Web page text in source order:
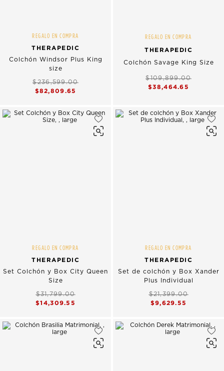
REGALO EN COMPRA
THERAPEDIC
Colchón Windsor Plus King
size
$236,599.00
$82,809.65
REGALO EN COMPRA
THERAPEDIC
Colchón Savage King Size
$109,899.00
$38,464.65
REGALO EN COMPRA
THERAPEDIC
Set Colchón y Box City Queen
Size
$31,799.00
$14,309.55
REGALO EN COMPRA
THERAPEDIC
Set de colchón y Box Xander
Plus Individual
$21,399.00
$9,629.55